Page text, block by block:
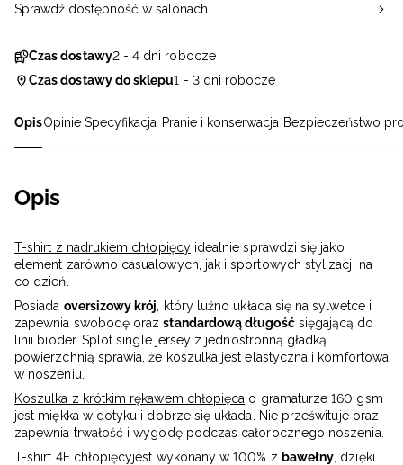
OpisOpinie Specyfikacja Pranie i konserwacja Bezpieczeństwo
Opis
T-shirt z nadrukiem chłopięcyidealnie sprawdzi się jako
element zarówno casualowych, jak i sportowych stylizacji na
co dzień.
Posiada oversizowy krój, który luźno układa się na sylwetce i
zapewnia swobodę orazstandardową długośćsięgającą do
linii bioder. Splot single jersey z jednostronną gładką
powierzchnią sprawia, że koszulka jest elastyczna i komfortowa
w noszeniu.
Koszulka z krótkim rękawem chłopięca o gramaturze 160 gsm
jest miękka w dotyku i dobrze się układa. Nie prześwituje oraz
zapewnia trwałość i wygodę podczas całorocznego noszenia.
T-shirt 4F chłopięcyjest wykonany w 100% z bawełny, dzięki
Czas dostawy2 - 4 dni robocze
Czas dostawy do sklepu1 - 3 dni robocze
Sprawdź dostępność w salonach